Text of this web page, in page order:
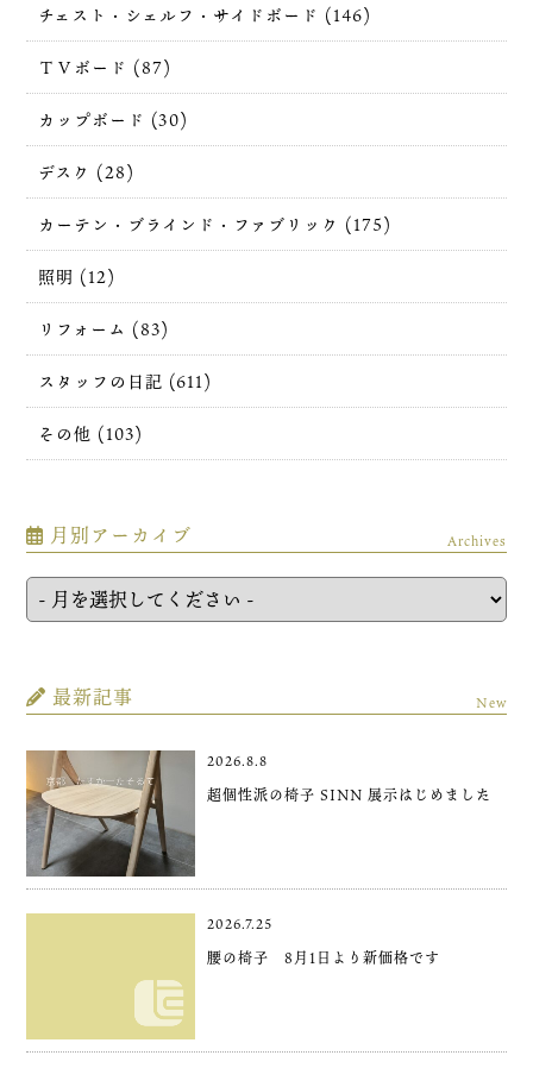
チェスト・シェルフ・サイドボード (146)
ＴＶボード (87)
カップボード (30)
デスク (28)
カーテン・ブラインド・ファブリック (175)
照明 (12)
リフォーム (83)
スタッフの日記 (611)
その他 (103)
月別アーカイブ Archives
最新記事 New
2026.8.8
超個性派の椅子 SINN 展示はじめました
2026.7.25
腰の椅子 8月1日より新価格です